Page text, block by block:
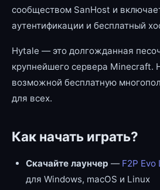
сообществом SanHost и
аутентификации и бесплатный
Hytale — это долгожданная
крупнейшего сервера Minecraft.
возможной бесплатную
для всех.
Как начать играть?
Скачайте лаунчер — F2P
для Windows, macOS и Linux